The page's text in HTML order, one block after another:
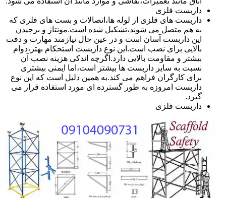
داربست فلزی
داربست های فلزی از لوله ها،اتصالات و بست های فلزی که
به هم متصل می شوند،تشکیل شده است.مونتاژ و برچیدن
این داربست آسان است و در عین حال نیازمند مهارت و دقت
بالایی برای نصب است.این نوع داربست استحکام بهتر،دوام
بیشتر و مقاومت بالایی دارد.اگرچه اندکی هزینه نصب آن
نسبت به سایر داربست ها بیشتر است،اما ایمنی بیشتری
برای کارگران فراهم می کند.به همین دلیل است که این نوع
داربست امروزه به طور گسترده ای مورد استفاده قرار می
گیرد.
داربست فلزی